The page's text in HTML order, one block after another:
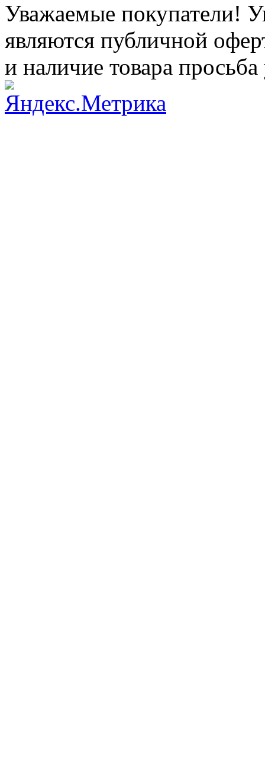
Уважаемые покупатели!
являются публичной
и наличие товара